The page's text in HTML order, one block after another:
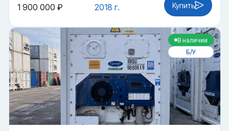
2018 г.
1 900 000 ₽ Купить
В наличии
Б/У